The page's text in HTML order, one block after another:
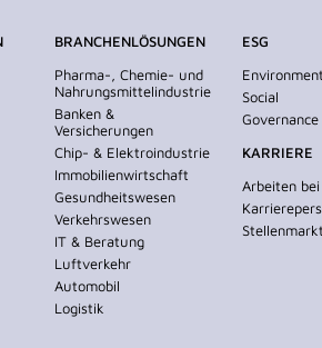
BRANCHENLÖSUNGEN
Pharma-, Chemie- und
Nahrungsmittelindustrie
Banken &
Versicherungen
Chip- & Elektroindustrie
Immobilienwirtschaft
Gesundheitswesen
Verkehrswesen
IT & Beratung
Luftverkehr
Automobil
Logistik
ESG
Environment
Social
Governance
KARRIERE
Arbeiten bei
Stellenmarkt